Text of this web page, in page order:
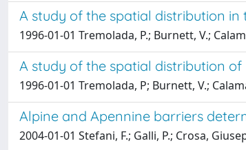
A study of the spatial distribution in
1996-01-01 Tremolada, P.; Burnett, V.;
A study of the spatial distribution of
1996-01-01 Tremolada, P; Burnett, V.;
Alpine and Apennine barriers
2004-01-01 Stefani, F.; Galli, P.; Crosa,